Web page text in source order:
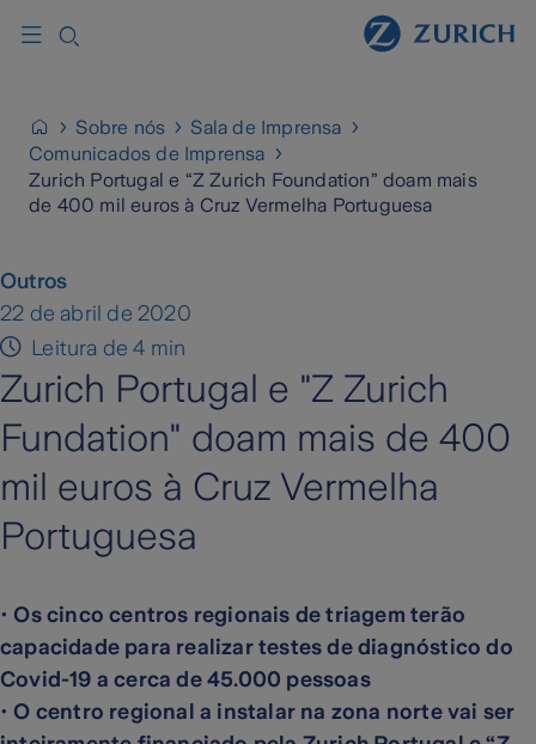
Sobre nós
Sala de Imprensa
Comunicados de Imprensa
Zurich Portugal e “Z Zurich Foundation” doam mais
de 400 mil euros à Cruz Vermelha Portuguesa
Outros
22 de abril de 2020
Leitura de 4 min
Zurich Portugal e "Z Zurich
Fundation" doam mais de 400
mil euros à Cruz Vermelha
Portuguesa
• Os cinco centros regionais de triagem terão
capacidade para realizar testes de diagnóstico do
Covid-19 a cerca de 45.000 pessoas
• O centro regional a instalar na zona norte vai ser